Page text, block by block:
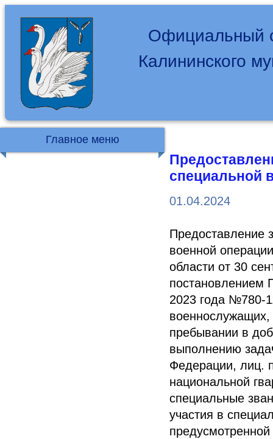
Официальный
Калининского
специальной
01.04.2024
Предоставление
военной
области от 30
постановлением
2023 года №780-
пребывании в
выполнению
Федерации, лиц.
национальной
специальные
участия в
Главное меню